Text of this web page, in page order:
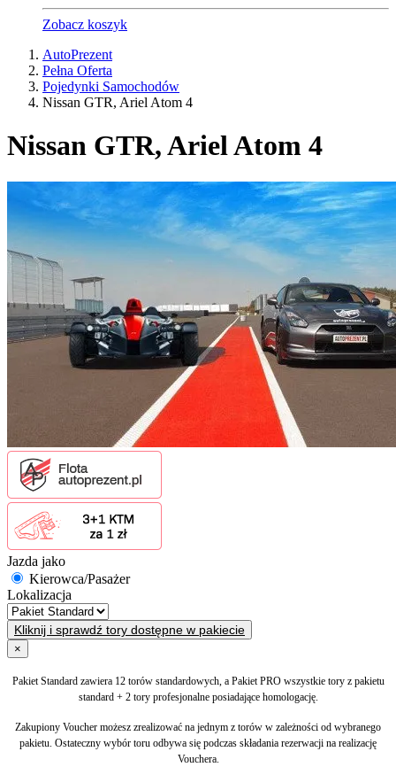
Zobacz koszyk
AutoPrezent
Pełna Oferta
Pojedynki Samochodów
Nissan GTR, Ariel Atom 4
Nissan GTR, Ariel Atom 4
Jazda jako
Kierowca/Pasażer
Lokalizacja
Kliknij i sprawdź tory dostępne w pakiecie
×
Pakiet Standard zawiera 12 torów standardowych, a Pakiet PRO wszystkie tory z pakietu
standard + 2 tory profesjonalne posiadające homologację.
Zakupiony Voucher możesz zrealizować na jednym z torów w zależności od wybranego
pakietu. Ostateczny wybór toru odbywa się podczas składania rezerwacji na realizację
Vouchera.